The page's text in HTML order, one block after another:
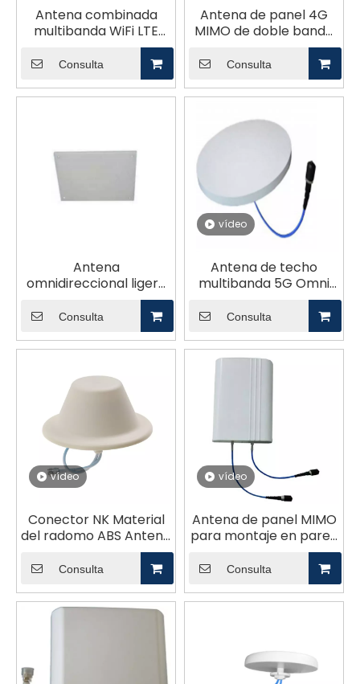
Antena combinada
multibanda WiFi LTE
CBRS, 4 conductores
Consulta
Antena de panel 4G
MIMO de doble banda
3dBi para escritorio con
GL0727S3
Consulta
Antena
omnidireccional ligera
de montaje en techo
de 480-820MHz
Consulta
vídeo
Antena de techo
multibanda 5G Omni
para ventas calientes
GL-DY3060H3
Consulta
vídeo
Conector NK Material
del radomo ABS Antena
de montaje en techo
Omni GL-DY380512V3
Consulta
vídeo
Antena de panel MIMO
para montaje en pared
o montaje en poste
exterior GL-
Consulta